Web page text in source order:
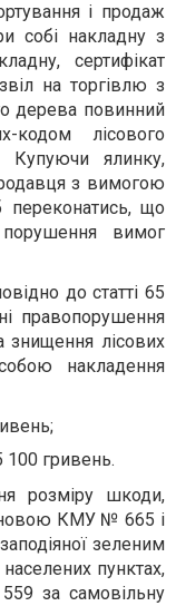
і продаж
собі накладну з
сертифікат
на торгівлю з
дерева повинний
кодом лісового
Купуючи ялинку,
з вимогою
переконатись, що
вимог
до статті 65
правопорушення
знищення лісових
накладення
100 гривень.
розміру шкоди,
КМУ № 665 і
зеленим
пунктах,
за самовільну